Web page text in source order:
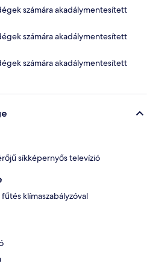
számára akadálymentesített
számára akadálymentesített
számára akadálymentesített
síkképernyős televízió
klímaszabályzóval